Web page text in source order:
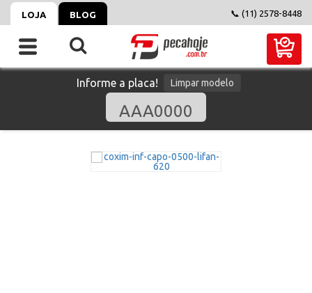
LOJA BLOG 📞 (11) 2578-8448
Informe a placa! Limpar modelo